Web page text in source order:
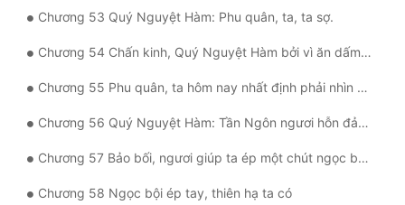
Chương 53 Quý Nguyệt Hàm: Phu quân, ta, ta sợ.
Chương 54 Chấn kinh, Quý Nguyệt Hàm bởi vì ăn dấm nổi giận
Chương 55 Phu quân, ta hôm nay nhất định phải nhìn xem ngươi ngọc bội
Chương 56 Quý Nguyệt Hàm: Tần Ngôn ngươi hỗn đản, ngươi gạt ta. .
Chương 57 Bảo bối, ngươi giúp ta ép một chút ngọc bội?
Chương 58 Ngọc bội ép tay, thiên hạ ta có